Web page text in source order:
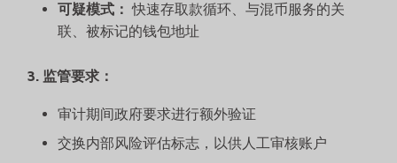
可疑模式： 快速存取款循环、与混币服务的关
联、被标记的钱包地址
3. 监管要求：
审计期间政府要求进行额外验证
交换内部风险评估标志，以供人工审核账户